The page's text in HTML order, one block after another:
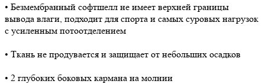
• Безмембранный софтшелл не имеет верхней границы
вывода влаги, подходит для спорта и самых суровых нагрузок
с усиленным потоотделением
• Ткань не продувается и защищает от небольших осадков
• 2 глубоких боковых кармана на молнии